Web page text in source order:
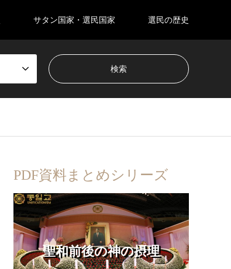
サタン国家・選民国家 選民の歴史
PDF資料まとめシリーズ
聖和前後の神の摂理